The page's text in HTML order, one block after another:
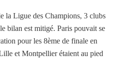
la Ligue des Champions, 3 clubs
bilan est mitigé. Paris pouvait se
pour les 8ème de finale en
et Montpellier étaient au pied